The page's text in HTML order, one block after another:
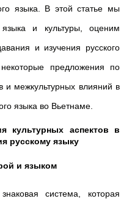
языка. В этой статье мы
языка и культуры, оценим
и изучения русского
предложения по
и межкультурных влияний в
языка во Вьетнаме.
культурных аспектов в
русскому языку
и языком
система, которая